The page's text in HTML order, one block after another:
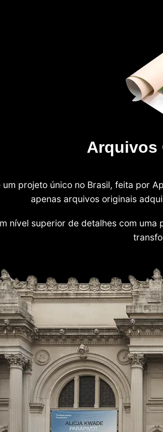
Arquivos
um projeto único no Brasil, feita por
apenas arquivos originais
nível superior de detalhes com